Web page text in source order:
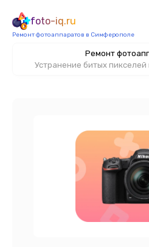
foto-iq.ru
Ремонт фотоаппаратов в Симферополе
Ремонт
Устранение битых пикселей